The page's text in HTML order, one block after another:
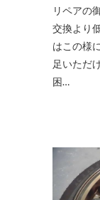
リペアの
交換より
はこの様
足いただ
困…